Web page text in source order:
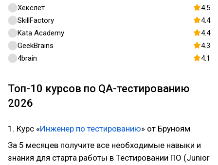
Хекслет
4.5
SkillFactory
4.4
Kata Academy
4.4
GeekBrains
4.3
4brain
4.1
Топ-10 курсов по QA-тестированию
2026
1. Курс «Инженер по тестированию» от Бруноям
За 5 месяцев получите все необходимые навыки и
знания для старта работы в Тестировании ПО (Junior